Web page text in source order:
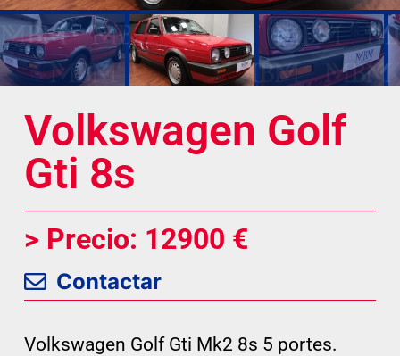
Volkswagen Golf
Gti 8s
> Precio: 12900 €
Contactar
Volkswagen Golf Gti Mk2 8s 5 portes.